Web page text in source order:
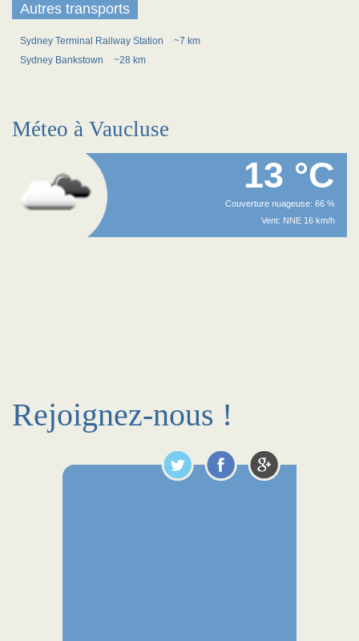
Autres transports
Sydney Terminal Railway Station
~7 km
Sydney Bankstown
~28 km
Méteo à Vaucluse
13 °C
Couverture nuageuse: 66 %
Vent: NNE 16 km/h
Rejoignez-nous !